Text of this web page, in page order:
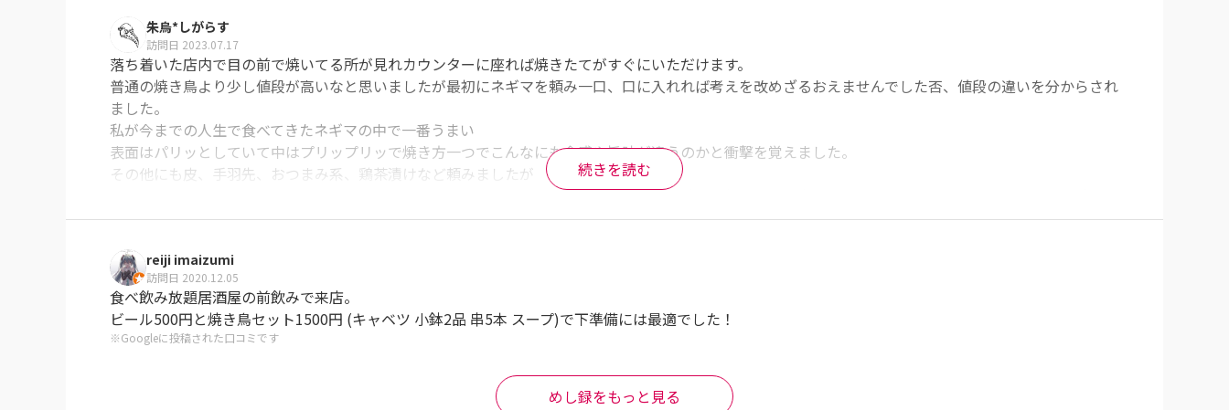
立地は小倉駅から近いというわけではなく少し歩きますが全然許容範囲内です。
外観からは雰囲気の良さが伝わって来ます！
店内に入るとカウンターと少しのテーブル席でした。印象としては大人が好む焼き鳥屋さん。
案の定ピークの時間帯になると会社員の方が多く来店していました。
若い客層よりも大人の客層が非常に多い印象です。
また、メニューを撮り忘れてしまったのですが、ドリンクは日本酒のラインナップが豊富でした！
串一本から注文も出来ますのでアラカルトでも注文はしやすいです。
接客は女性の方の接客が非常によく暖かみのあるお店でした。
また、串物だけでなく一品ものも豊富です。
個人的にはざる豆腐が桁違いに美味しく感じました。いまだに印象に残っています！
お財布にも優しくコスパが非常に高いお店でした！小倉に行った際は再訪します。
朱烏*しがらす
訪問日 2023.07.17
落ち着いた店内で目の前で焼いてる所が見れカウンターに座れば焼きたてがすぐにいただけます。
普通の焼き鳥より少し値段が高いなと思いましたが最初にネギマを頼み一口、口に入れれば考えを改めざるおえませんでした否、値段の違いを分からされ
ました。
私が今までの人生で食べてきたネギマの中で一番うまい
表面はパリッとしていて中はプリップリッで焼き方一つでこんなにも食感や旨味が違うのかと衝撃を覚えました。
その他にも皮、手羽先、おつまみ系、鶏茶漬けなど頼みましたが
全て本当に美味しい、手羽先に関しては頼むのを躊躇する理由の一つ手が汚れるを骨を残して軽く捌いて串に刺すという画期的な方法で手羽先感を残しな
がらも手が汚れずに美味しくいただけて本当に美味しい調理しながらもこちらにも配慮してくださる最高のお店だと思いました。
を伝えたく思いここに駄作長文を綴らせていただきました。最高の時間をありがとうございました！
※Googleに投稿された口コミです
続きを読む
reiji imaizumi
訪問日 2020.12.05
食べ飲み放題居酒屋の前飲みで来店。
ビール500円と焼き鳥セット1500円 (キャベツ 小鉢2品 串5本 スープ)で下準備には最適でした！
※Googleに投稿された口コミです
めし録をもっと見る